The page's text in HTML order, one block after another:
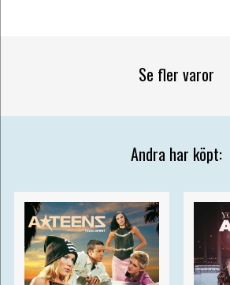
Se fler varor
Andra har köpt: